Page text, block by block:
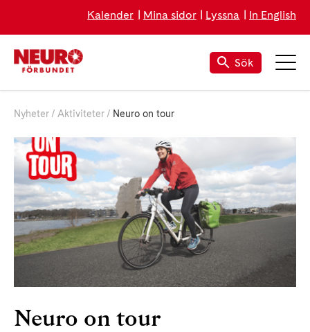
Kalender Mina sidor Lyssna In English
Sök
Nyheter Aktiviteter Neuro on tour
Neuro on tour